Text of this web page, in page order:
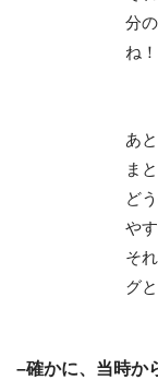
分
ね！
あ
ま
ど
や
そ
グ
–確かに、当時か